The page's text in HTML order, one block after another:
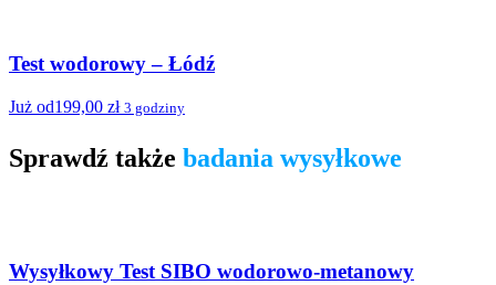
Test wodorowy – Łódź
Już od199,00 zł 3 godziny
Sprawdź także badania wysyłkowe
Wysyłkowy Test SIBO wodorowo-metanowy